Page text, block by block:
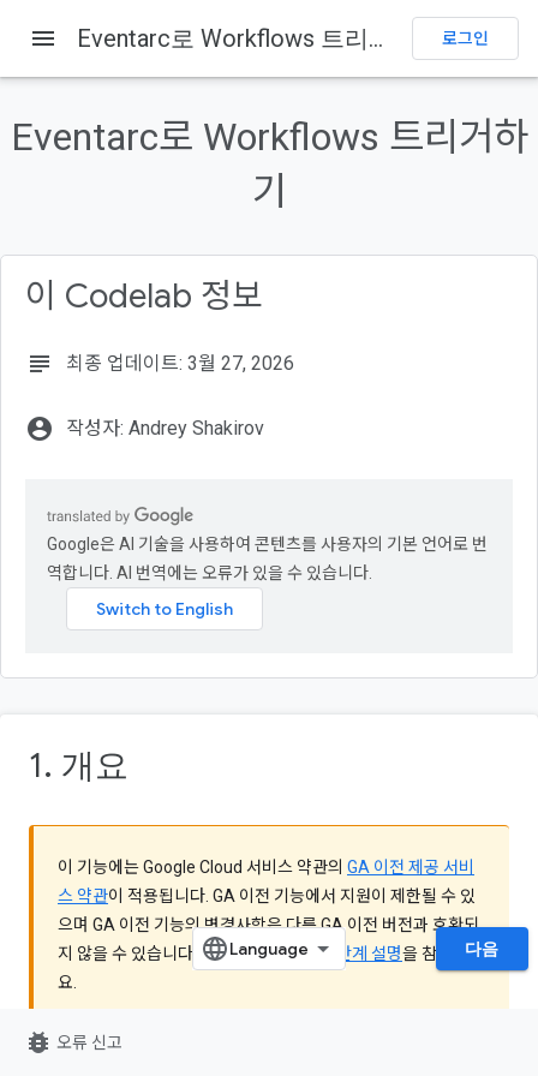
Eventarc란 무엇인가요?
menu Eventarc로 Workflows 트리거하기 로그인
Eventarc로 Workflows 트리거하
기
이 Codelab 정보
subject 최종 업데이트: 3월 27, 2026
account_circle 작성자: Andrey Shakirov
Google은 AI 기술을 사용하여 콘텐츠를 사용자의 기본 언어로 번
역합니다. AI 번역에는 오류가 있을 수 있습니다.
1. 개요
이 기능에는 Google Cloud 서비스 약관의 GA 이전 제공 서비
스 약관이 적용됩니다. GA 이전 기능에서 지원이 제한될 수 있
으며 GA 이전 기능의 변경사항은 다른 GA 이전 버전과 호환되
지 않을 수 있습니다. 자세한 내용은출시 단계 설명을 참고하세
요.
이 실습에서는 Pub/Sub 주제를 Workflows 서비스에 연결하는
다음
bug_report 오류 신고